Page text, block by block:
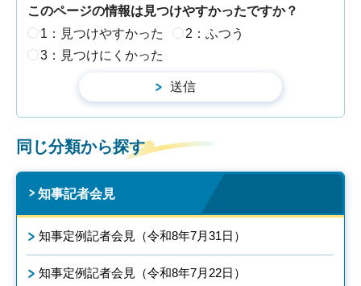
このページの情報は見つけやすかったですか？
1：見つけやすかった
2：ふつう
3：見つけにくかった
同じ分類から探す
知事記者会見
知事定例記者会見（令和8年7月31日）
知事定例記者会見（令和8年7月22日）